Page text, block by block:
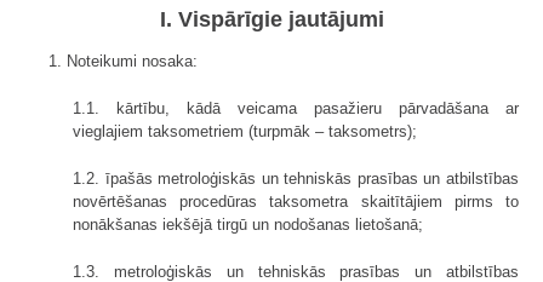
I. Vispārīgie jautājumi
1. Noteikumi nosaka:
1.1. kārtību, kādā veicama pasažieru pārvadāšana ar
vieglajiem taksometriem (turpmāk – taksometrs);
1.2. īpašās metroloģiskās un tehniskās prasības un atbilstības
novērtēšanas procedūras taksometra skaitītājiem pirms to
nonākšanas iekšējā tirgū un nodošanas lietošanā;
1.3. metroloģiskās un tehniskās prasības un atbilstības